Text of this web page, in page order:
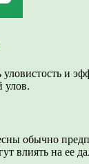
и
улов.
обычно
влиять на ее